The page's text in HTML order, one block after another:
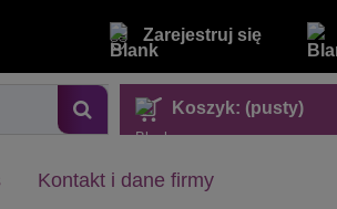
Zarejestruj się
Koszyk: (pusty)
Kontakt i dane firmy